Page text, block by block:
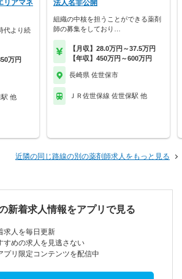
リアマネ
代より続
万円
駅 他
法人名非公開
組織の中核を担うことができる薬剤
師の募集をしており…
【月収】28.0万円～37.5万円
【年収】450万円～600万円
長崎県 佐世保市
ＪＲ佐世保線 佐世保駅 他
近隣の同じ路線の別の薬剤師求人をもっと見る
新着求人情報をアプリで見る
求人を毎日更新
すめの求人を見逃さない
プリ限定コンテンツを配信中